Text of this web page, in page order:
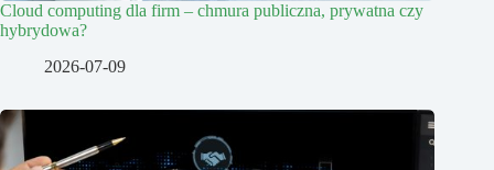
Cloud computing dla firm – chmura publiczna, prywatna czy
hybrydowa?
2026-07-09